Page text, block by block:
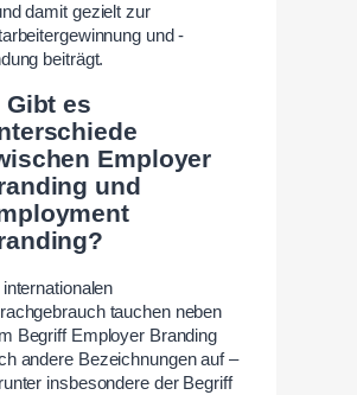
damit gezielt zur
und -
beiträgt.
Gibt es
Employer
und
internationalen
tauchen neben
Begriff Employer Branding
andere Bezeichnungen auf –
insbesondere der Begriff